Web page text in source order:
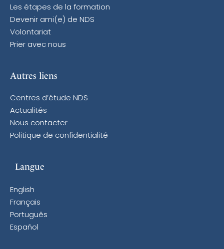
Les étapes de la formation
Devenir ami(e) de NDS
Volontariat
Prier avec nous
Autres liens
Centres d’étude NDS
Actualités
Nous contacter
Politique de confidentialité
Langue
English
Français
Português
Español